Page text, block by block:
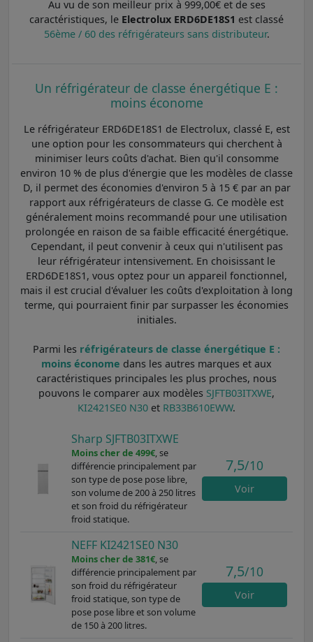
Au vu de son meilleur prix à 999,00€ et de ses
caractéristiques, le Electrolux ERD6DE18S1 est classé
56ème / 60 des réfrigérateurs sans distributeur.
Un réfrigérateur de classe énergétique E :
moins économe
Le réfrigérateur ERD6DE18S1 de Electrolux, classé E, est
une option pour les consommateurs qui cherchent à
minimiser leurs coûts d'achat. Bien qu'il consomme
environ 10 % de plus d'énergie que les modèles de classe
D, il permet des économies d'environ 5 à 15 € par an par
rapport aux réfrigérateurs de classe G. Ce modèle est
généralement moins recommandé pour une utilisation
prolongée en raison de sa faible efficacité énergétique.
Cependant, il peut convenir à ceux qui n'utilisent pas
leur réfrigérateur intensivement. En choisissant le
ERD6DE18S1, vous optez pour un appareil fonctionnel,
mais il est crucial d'évaluer les coûts d'exploitation à long
terme, qui pourraient finir par surpasser les économies
initiales.
Parmi les réfrigérateurs de classe énergétique E :
moins économe dans les autres marques et aux
caractéristiques principales les plus proches, nous
pouvons le comparer aux modèles SJFTB03ITXWE,
KI2421SE0 N30 et RB33B610EWW.
Sharp SJFTB03ITXWE
Moins cher de 499€, se
différencie principalement par
son type de pose pose libre,
son volume de 200 à 250 litres
et son froid du réfrigérateur
froid statique.
7,5/10
Voir
NEFF KI2421SE0 N30
Moins cher de 381€, se
différencie principalement par
son froid du réfrigérateur
froid statique, son type de
pose pose libre et son volume
de 150 à 200 litres.
7,5/10
Voir